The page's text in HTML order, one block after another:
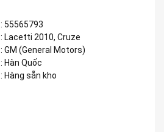
: 55565793
: Lacetti 2010, Cruze
: GM (General Motors)
: Hàn Quốc
: Hàng sẵn kho